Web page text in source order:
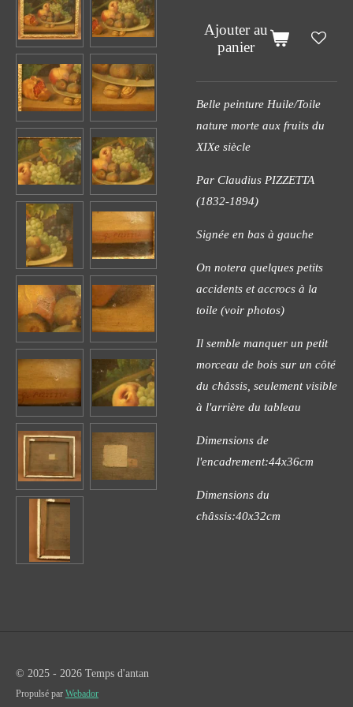
Ajouter au
panier
Belle peinture Huile/Toile
nature morte aux fruits du
XIXe siècle
Par Claudius PIZZETTA
(1832-1894)
Signée en bas à gauche
On notera quelques petits
accidents et accrocs à la
toile (voir photos)
Il semble manquer un petit
morceau de bois sur un côté
du châssis, seulement visible
à l'arrière du tableau
Dimensions de
l'encadrement:44x36cm
Dimensions du
châssis:40x32cm
© 2025 - 2026 Temps d'antan
Propulsé par Webador